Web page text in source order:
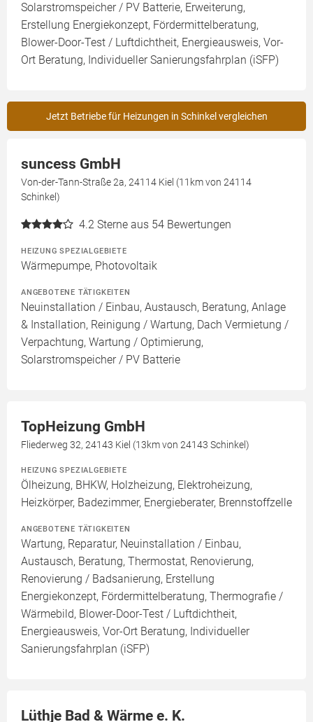
Solarstromspeicher / PV Batterie, Erweiterung,
Erstellung Energiekonzept, Fördermittelberatung,
Blower-Door-Test / Luftdichtheit, Energieausweis, Vor-
Ort Beratung, Individueller Sanierungsfahrplan (iSFP)
Jetzt Betriebe für Heizungen in Schinkel vergleichen
suncess GmbH
Von-der-Tann-Straße 2a, 24114 Kiel (11km von 24114
Schinkel)
4.2 Sterne aus 54 Bewertungen
HEIZUNG SPEZIALGEBIETE
Wärmepumpe, Photovoltaik
ANGEBOTENE TÄTIGKEITEN
Neuinstallation / Einbau, Austausch, Beratung, Anlage
& Installation, Reinigung / Wartung, Dach Vermietung /
Verpachtung, Wartung / Optimierung,
Solarstromspeicher / PV Batterie
TopHeizung GmbH
Fliederweg 32, 24143 Kiel (13km von 24143 Schinkel)
HEIZUNG SPEZIALGEBIETE
Ölheizung, BHKW, Holzheizung, Elektroheizung,
Heizkörper, Badezimmer, Energieberater, Brennstoffzelle
ANGEBOTENE TÄTIGKEITEN
Wartung, Reparatur, Neuinstallation / Einbau,
Austausch, Beratung, Thermostat, Renovierung,
Renovierung / Badsanierung, Erstellung
Energiekonzept, Fördermittelberatung, Thermografie /
Wärmebild, Blower-Door-Test / Luftdichtheit,
Energieausweis, Vor-Ort Beratung, Individueller
Sanierungsfahrplan (iSFP)
Lüthje Bad & Wärme e. K.